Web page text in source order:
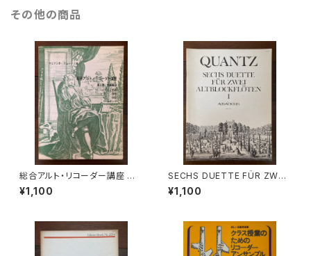
古楽以外
その他の商品
総合アルト・リコーダー講座 第3
巻 中級編2 リズムと拍節 音程
和音 カデンツ【著者：マリアン
¥1,100
SECHS DUETTE FÜR ZWEI
ALTBLÖCKFLÖTEN Ⅰ【著
者：Johann Joachim Quant
¥1,100